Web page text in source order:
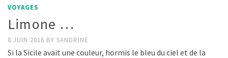
VOYAGES
Limone …
8 JUIN 2016 BY SANDRINE
Si la Sicile avait une couleur, hormis le bleu du ciel et de la